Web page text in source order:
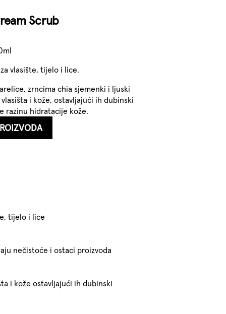
Scrub
vlasište, tijelo i lice.
zrncima chia sjemenki i ljuski
i kože, ostavljajući ih dubinski
razinu hidratacije kože.
tijelo i lice
nečistoće i ostaci proizvoda
i kože ostavljajući ih dubinski